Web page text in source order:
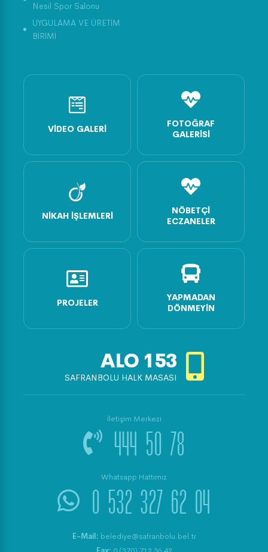
Nesil Spor Salonu
UYGULAMA VE ÜRETİM
BİRİMİ
VIDEO GALERI
FOTOĞRAF
GALERISI
NIKAH İŞLEMLERI
NÖBETÇI
ECZANELER
PROJELER
YAPMADAN
DÖNMEYIN
ALO 153
SAFRANBOLU HALK MASASI
İletişim Merkezi
444 50 78
Whatsapp Hattımız
0 532 327 62 04
E-Mail: belediye@safranbolu.bel.tr